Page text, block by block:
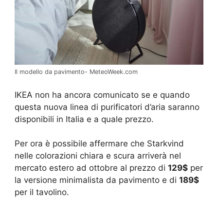
Il modello da pavimento- MeteoWeek.com
IKEA non ha ancora comunicato se e quando
questa nuova linea di purificatori d’aria saranno
disponibili in Italia e a quale prezzo.
Per ora è possibile affermare che Starkvind
nelle colorazioni chiara e scura arriverà nel
mercato estero ad ottobre al prezzo di 129$ per
la versione minimalista da pavimento e di 189$
per il tavolino.